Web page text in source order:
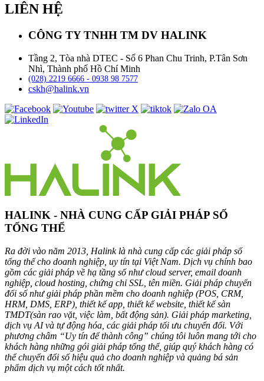
LIÊN HỆ
CÔNG TY TNHH TM DV HALINK
Tầng 2, Tòa nhà DTEC - Số 6 Phan Chu Trinh, P.Tân Sơn
Nhì, Thành phố Hồ Chí Minh
(028) 2219 6666 - 0938 98 7577
cskh@halink.vn
HALINK - NHÀ CUNG CẤP GIẢI PHÁP SỐ
TỔNG THỂ
Ra đời vào năm 2013, Halink là nhà cung cấp các giải pháp số
tổng thể cho doanh nghiệp, uy tín tại Việt Nam. Dịch vụ chính bao
gồm các giải pháp về hạ tầng số như cloud server, email doanh
nghiệp, cloud hosting, chứng chỉ SSL, tên miền. Giải pháp chuyển
đổi số như giải pháp phần mềm cho doanh nghiệp (POS, CRM,
HRM, DMS, ERP), thiết kế app, thiết kế website, thiết kế sàn
TMDT(sàn rao vặt, việc làm, bất động sản). Giải pháp marketing,
dịch vụ AI và tự động hóa, các giải pháp tối ưu chuyển đổi. Với
phương châm “Uy tín để thành công” chúng tôi luôn mang tới cho
khách hàng những gói giải pháp tổng thể, giúp quý khách hàng có
thể chuyển đổi số hiệu quả cho doanh nghiệp và quảng bá sản
phẩm dịch vụ một cách tốt nhất.